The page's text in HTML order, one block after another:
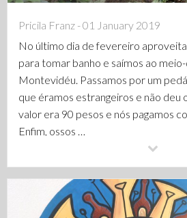
Pricila Franz - 01 January 2019
No último dia de fevereiro
para tomar banho e saímos ao
Montevidéu. Passamos por um
que éramos estrangeiros e não
valor era 90 pesos e nós pagamos
Enfim, ossos …